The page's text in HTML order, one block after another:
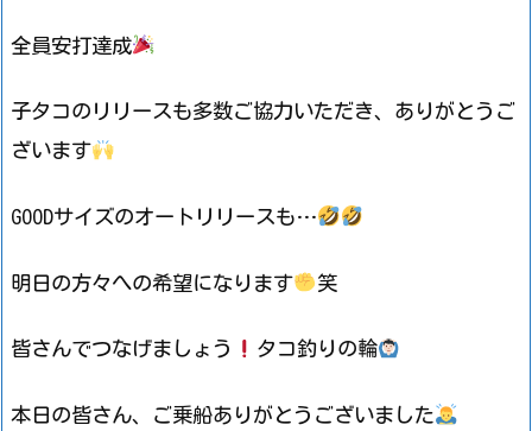
全員安打達成
子タコのリリースも多数ご協力いただき、ありがとうご
ざいます
GOODサイズのオートリリースも…
明日の方々への希望になります 笑
皆さんでつなげましょう タコ釣りの輪
本日の皆さん、ご乗船ありがとうございました